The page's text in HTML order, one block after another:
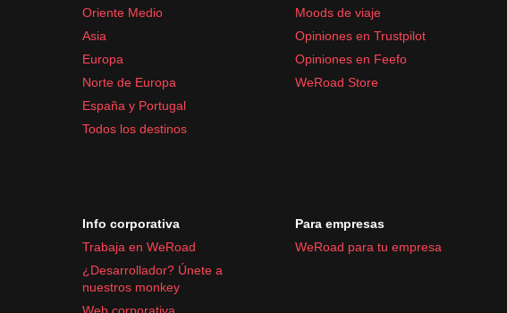
Oriente Medio
Asia
Europa
Norte de Europa
España y Portugal
Todos los destinos
Moods de viaje
Opiniones en Trustpilot
Opiniones en Feefo
WeRoad Store
Info corporativa
Trabaja en WeRoad
¿Desarrollador? Únete a
nuestros monkey
Web corporativa
Para empresas
WeRoad para tu empresa